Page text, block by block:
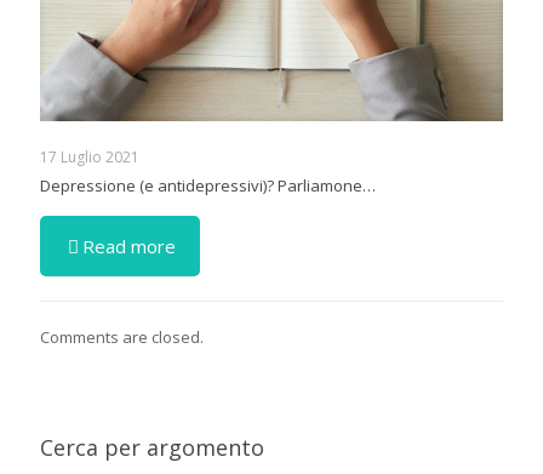
17 Luglio 2021
Depressione (e antidepressivi)? Parliamone…
Read more
Comments are closed.
Cerca per argomento